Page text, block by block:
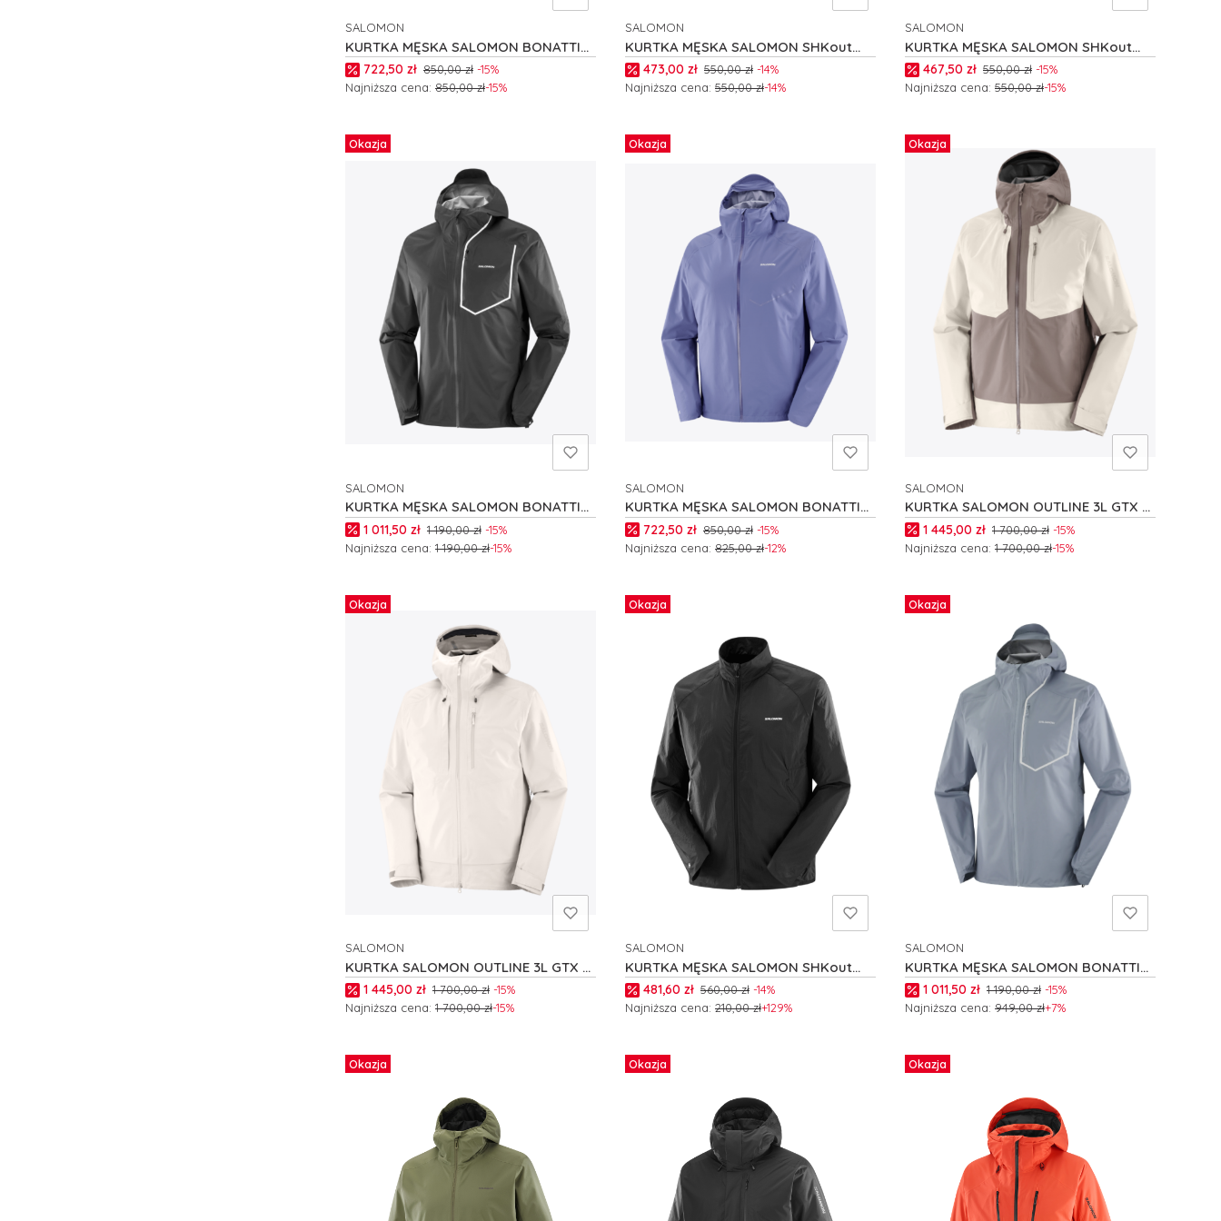
KURTKA MĘSKA SALOMON BONATTI
WP M C27684
PRODUCENT
SALOMON
Cena promocyjna
722,50 zł 850,00 zł -15%
Najniższa cena: 850,00 zł-15%
KURTKA MĘSKA SALOMON SHKout
FLY JKT M C28444
PRODUCENT
SALOMON
Cena promocyjna
473,00 zł 550,00 zł -14%
Najniższa cena: 550,00 zł-14%
KURTKA MĘSKA SALOMON SHKout
FLY JKT M C28706
PRODUCENT
SALOMON
Cena promocyjna
467,50 zł 550,00 zł -15%
Najniższa cena: 550,00 zł-15%
Okazja
KURTKA MĘSKA SALOMON BONATTI
PRO M C27698
PRODUCENT
SALOMON
Cena promocyjna
1 011,50 zł 1 190,00 zł -15%
Najniższa cena: 1 190,00 zł-15%
Okazja
KURTKA MĘSKA SALOMON BONATTI
WP M C27686
PRODUCENT
SALOMON
Cena promocyjna
722,50 zł 850,00 zł -15%
Najniższa cena: 825,00 zł-12%
Okazja
KURTKA SALOMON OUTLINE 3L GTX M
C27532
PRODUCENT
SALOMON
Cena promocyjna
1 445,00 zł 1 700,00 zł -15%
Najniższa cena: 1 700,00 zł-15%
Okazja
KURTKA SALOMON OUTLINE 3L GTX M
C27530
PRODUCENT
SALOMON
Cena promocyjna
1 445,00 zł 1 700,00 zł -15%
Najniższa cena: 1 700,00 zł-15%
Okazja
KURTKA MĘSKA SALOMON SHKout
FLY M C24201
PRODUCENT
SALOMON
Cena promocyjna
481,60 zł 560,00 zł -14%
Najniższa cena: 210,00 zł+129%
Okazja
KURTKA MĘSKA SALOMON BONATTI
PRO M C27696
PRODUCENT
SALOMON
Cena promocyjna
1 011,50 zł 1 190,00 zł -15%
Najniższa cena: 949,00 zł+7%
Okazja Okazja Okazja